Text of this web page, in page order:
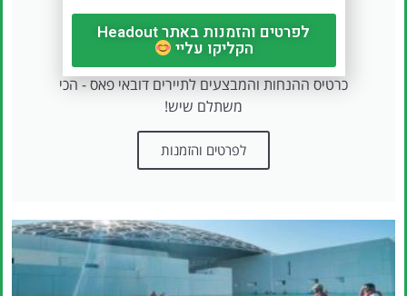
דובאי פאס
כרטיס ההנחות והמבצעים לתיירים דובאי פאס - הכי
משתלם שיש!
לפרטים והזמנות
לפרטים והזמנות באתר Headout
הקליקו עליי